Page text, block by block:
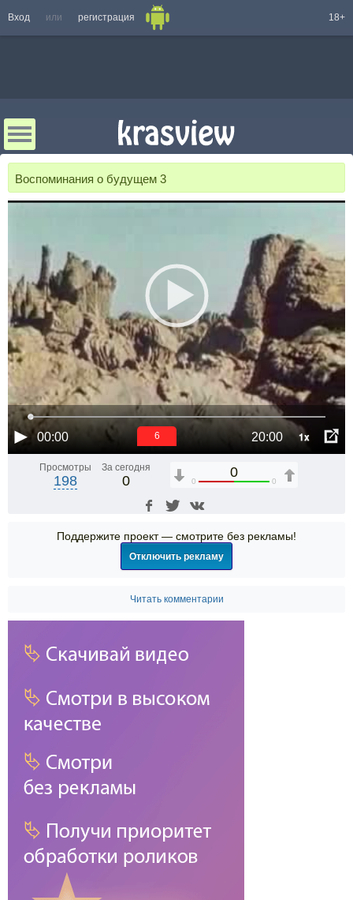
Вход или регистрация 18+
Воспоминания о будущем 3
00:00 20:00 1x
6
Просмотры
198
За сегодня
0
0
0 0
Поддержите проект — смотрите без рекламы!
Отключить рекламу
Читать комментарии